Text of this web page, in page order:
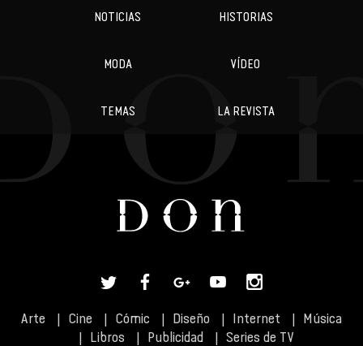
NOTICIAS HISTORIAS
MODA VÍDEO
TEMAS LA REVISTA
Arte Cine Cómic Diseño Internet
Música
Libros
Publicidad Series de TV